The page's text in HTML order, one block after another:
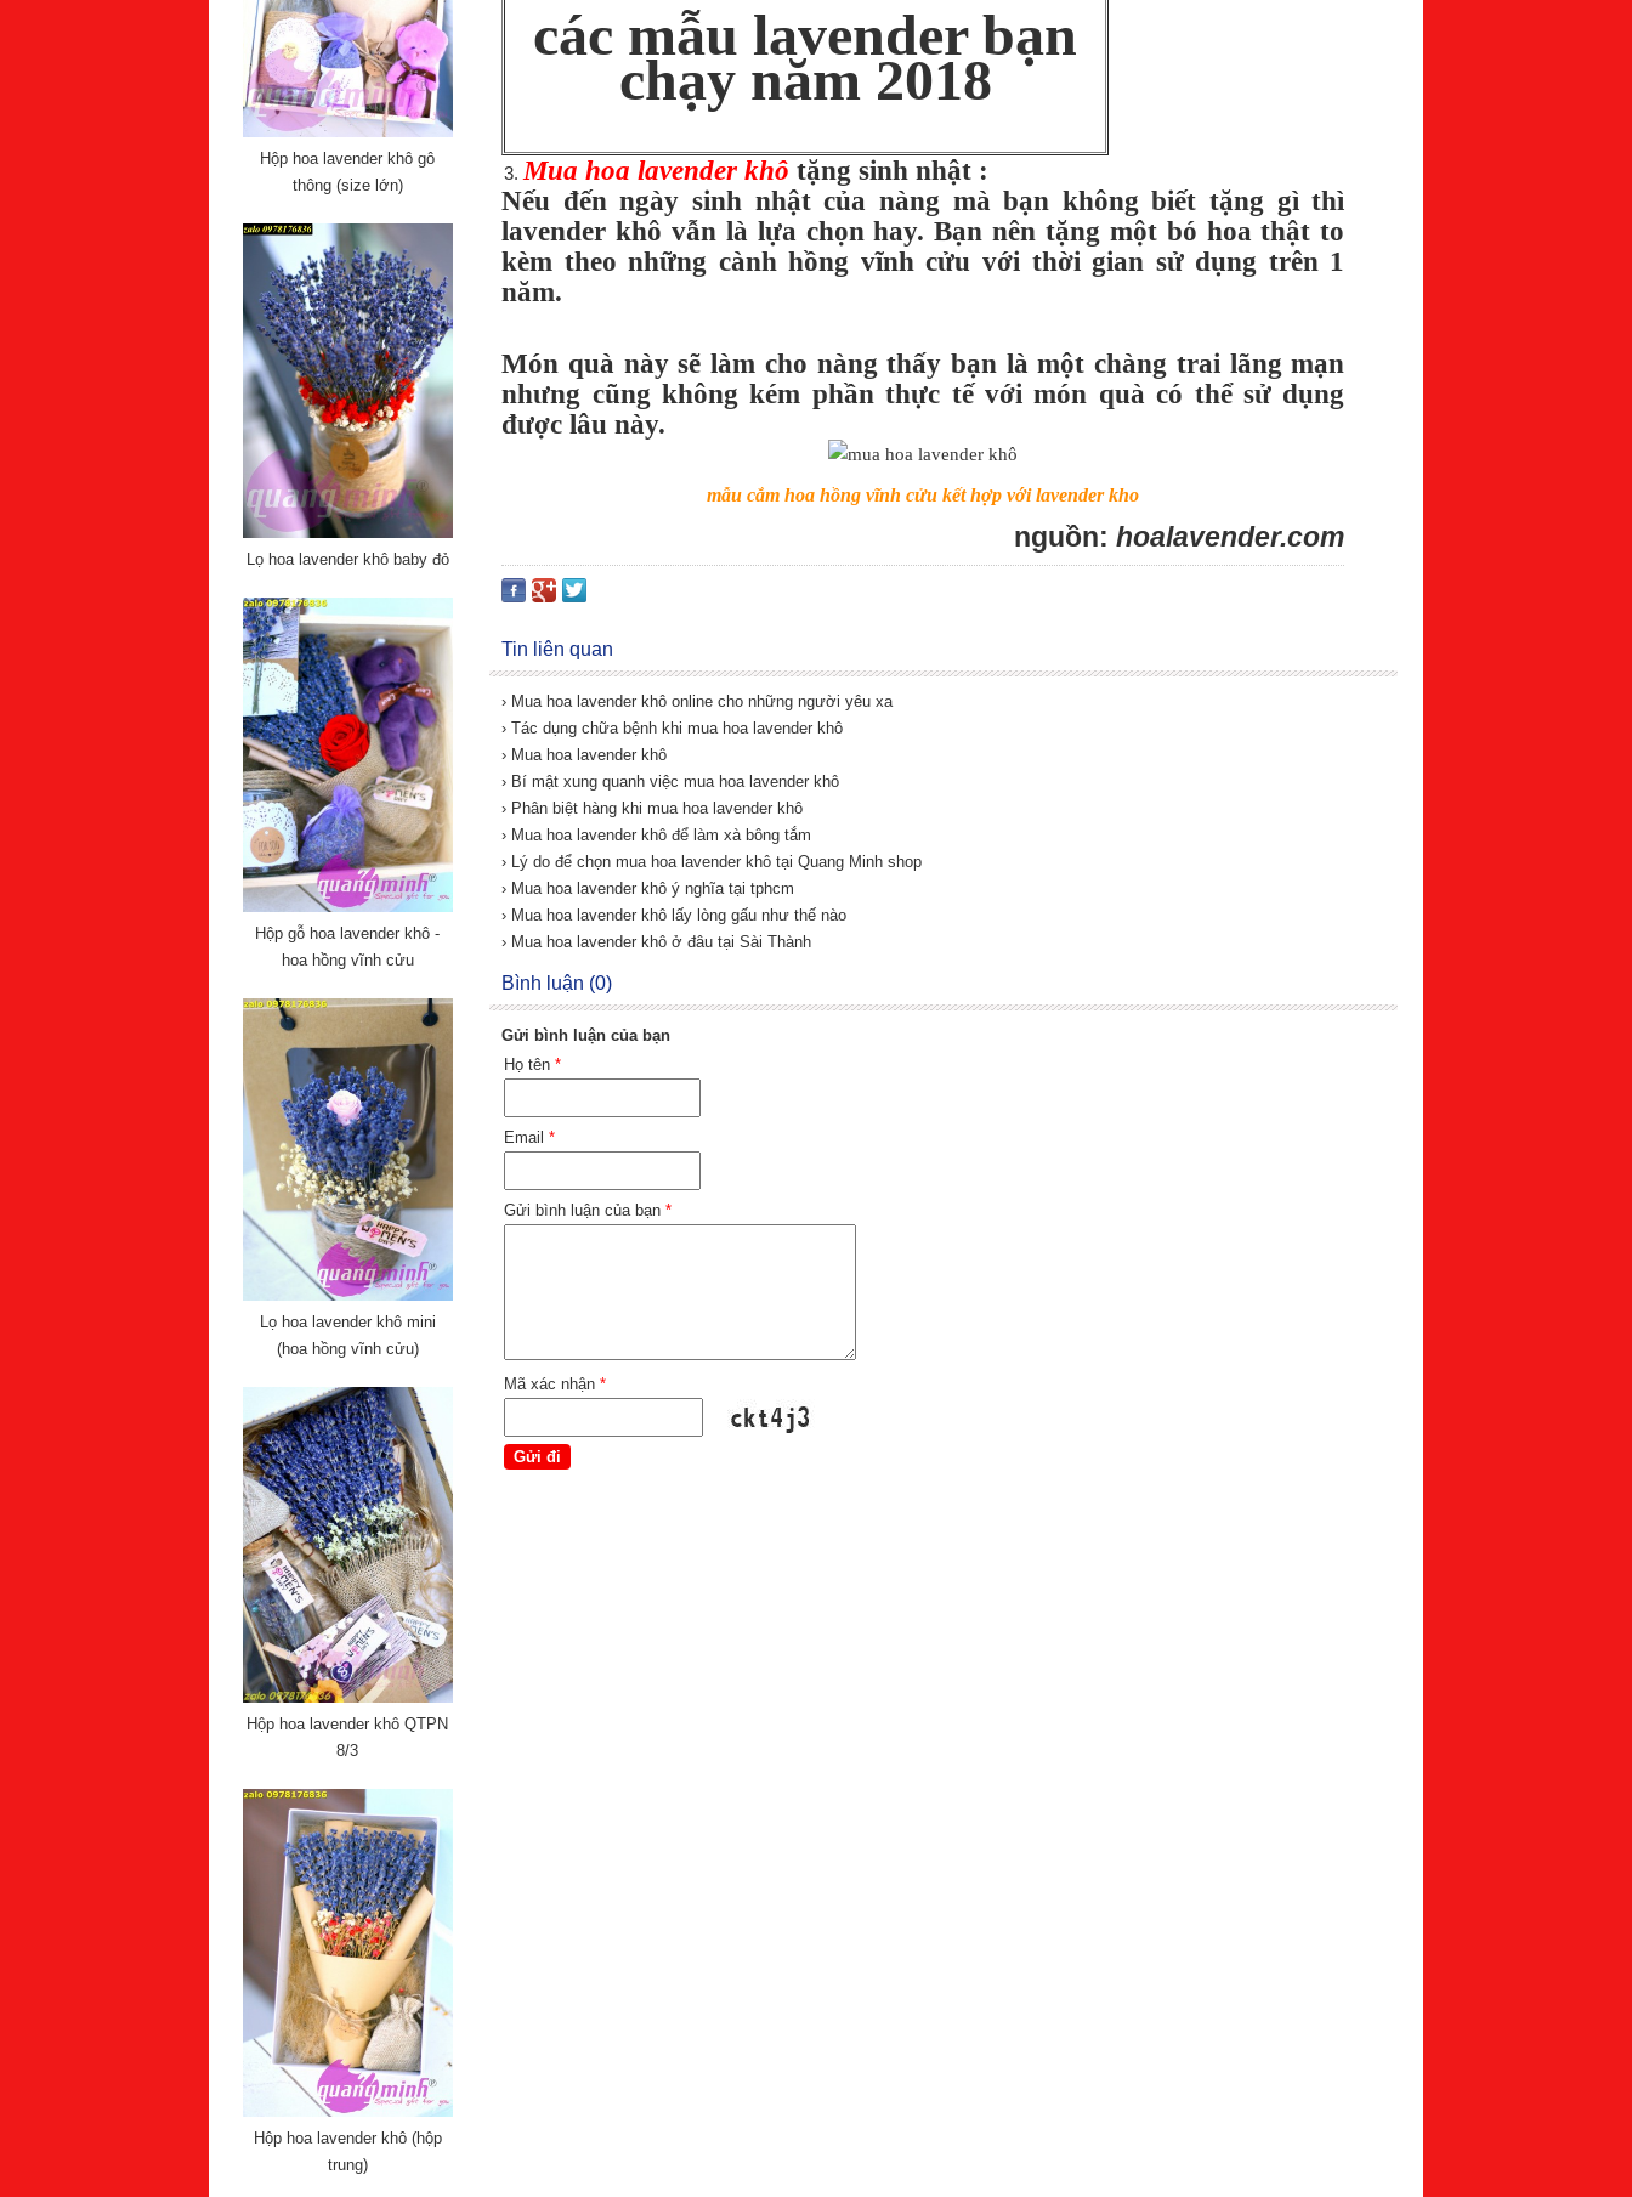
các mẫu lavender bạn
chạy năm 2018
Mua hoa lavender khô tặng sinh nhật :
Nếu đến ngày sinh nhật của nàng mà bạn không biết tặng gì thì
lavender khô vẫn là lựa chọn hay. Bạn nên tặng một bó hoa thật to
kèm theo những cành hồng vĩnh cửu với thời gian sử dụng trên 1
năm.
Món quà này sẽ làm cho nàng thấy bạn là một chàng trai lãng mạn
nhưng cũng không kém phần thực tế với món quà có thể sử dụng
được lâu này.
mẫu cắm hoa hồng vĩnh cửu kết hợp với lavender kho
nguồn:hoalavender.com
Tin liên quan
› Mua hoa lavender khô online cho những người yêu xa
› Tác dụng chữa bệnh khi mua hoa lavender khô
› Mua hoa lavender khô
› Bí mật xung quanh việc mua hoa lavender khô
› Phân biệt hàng khi mua hoa lavender khô
› Mua hoa lavender khô để làm xà bông tắm
› Lý do để chọn mua hoa lavender khô tại Quang Minh shop
› Mua hoa lavender khô ý nghĩa tại tphcm
› Mua hoa lavender khô lấy lòng gấu như thế nào
› Mua hoa lavender khô ở đâu tại Sài Thành
Bình luận (0)
Gửi bình luận của bạn
Họ tên*
Email*
Gửi bình luận của bạn*
Mã xác nhận*
Hộp hoa lavender khô gô
thông (size lớn)
Lọ hoa lavender khô baby đỏ
Hộp gỗ hoa lavender khô -
hoa hồng vĩnh cửu
Lọ hoa lavender khô mini
(hoa hồng vĩnh cửu)
Hộp hoa lavender khô QTPN
8/3
Hộp hoa lavender khô (hộp
trung)